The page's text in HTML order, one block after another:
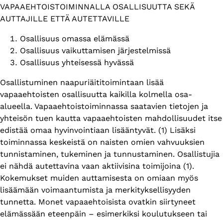
VAPAAEHTOISTOIMINNALLA OSALLISUUTTA SEKÄ
AUTTAJILLE ETTÄ AUTETTAVILLE
Osallisuus omassa elämässä
Osallisuus vaikuttamisen järjestelmissä
Osallisuus yhteisessä hyvässä
Osallistuminen naapuriäititoimintaan lisää
vapaaehtoisten osallisuutta kaikilla kolmella osa-
alueella. Vapaaehtoistoiminnassa saatavien tietojen ja
yhteisön tuen kautta vapaaehtoisten mahdollisuudet itse
edistää omaa hyvinvointiaan lisääntyvät. (1) Lisäksi
toiminnassa keskeistä on naisten omien vahvuuksien
tunnistaminen, tukeminen ja tunnustaminen. Osallistujia
ei nähdä autettavina vaan aktiivisina toimijoina (1).
Kokemukset muiden auttamisesta on omiaan myös
lisäämään voimaantumista ja merkityksellisyyden
tunnetta. Monet vapaaehtoisista ovatkin siirtyneet
elämässään eteenpäin – esimerkiksi koulutukseen tai